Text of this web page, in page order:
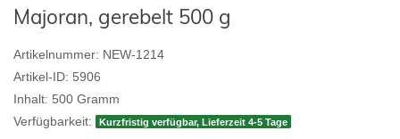
Majoran, gerebelt 500 g
Artikelnummer: NEW-1214
Artikel-ID: 5906
Inhalt: 500 Gramm
Verfügbarkeit:
Kurzfristig verfügbar, Lieferzeit 4-5 Tage